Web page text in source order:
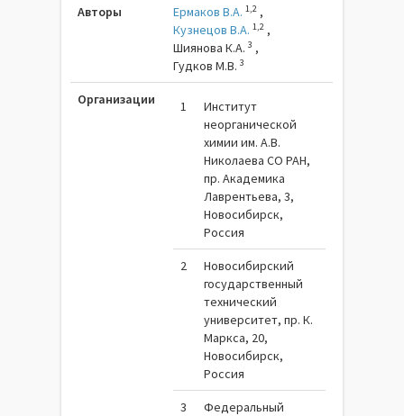
Авторы Ермаков В.А. 1,2 ,
Кузнецов В.А. 1,2 ,
Шиянова К.А.3 ,
Гудков М.В.3
Организации 1
Институт
неорганической
химии им. А.В.
Николаева СО РАН,
пр. Академика
Лаврентьева, 3,
Новосибирск,
Россия
2
Новосибирский
государственный
технический
университет, пр. К.
Маркса, 20,
Новосибирск,
Россия
3
Федеральный